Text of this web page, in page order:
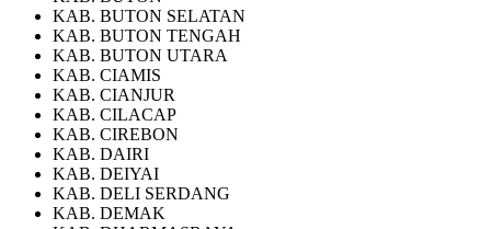
KAB. BUTON SELATAN
KAB. BUTON TENGAH
KAB. BUTON UTARA
KAB. CIAMIS
KAB. CIANJUR
KAB. CILACAP
KAB. CIREBON
KAB. DAIRI
KAB. DEIYAI
KAB. DELI SERDANG
KAB. DEMAK